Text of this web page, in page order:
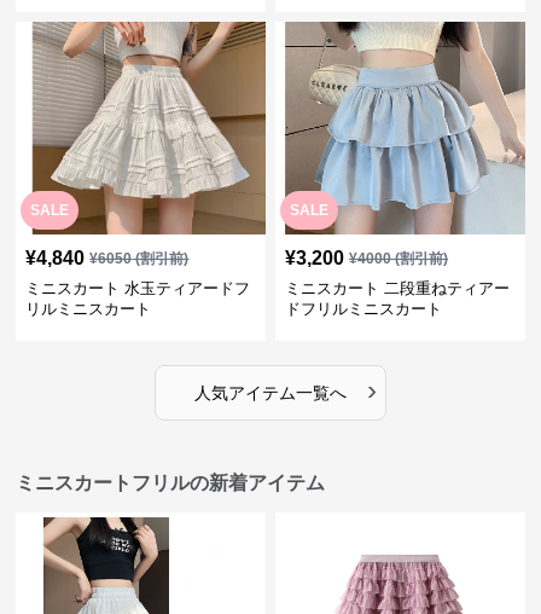
SALE
¥4,840 ¥6050(割引前)
ミニスカート 水玉ティアードフ
リルミニスカート
SALE
¥3,200 ¥4000(割引前)
ミニスカート 二段重ねティアー
ドフリルミニスカート
人気アイテム一覧へ ›
ミニスカートフリルの新着アイテム